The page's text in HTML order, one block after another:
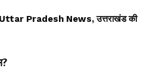
Pradesh News, उत्तराखंड की